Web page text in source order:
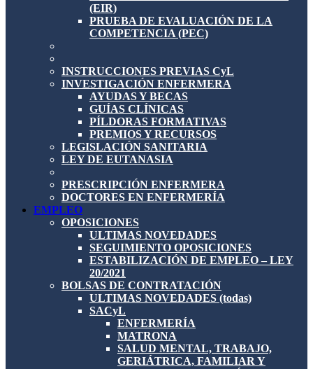
(EIR)
PRUEBA DE EVALUACIÓN DE LA
COMPETENCIA (PEC)
INSTRUCCIONES PREVIAS CyL
INVESTIGACIÓN ENFERMERA
AYUDAS Y BECAS
GUÍAS CLÍNICAS
PÍLDORAS FORMATIVAS
PREMIOS Y RECURSOS
LEGISLACIÓN SANITARIA
LEY DE EUTANASIA
PRESCRIPCIÓN ENFERMERA
DOCTORES EN ENFERMERÍA
EMPLEO
OPOSICIONES
ULTIMAS NOVEDADES
SEGUIMIENTO OPOSICIONES
ESTABILIZACIÓN DE EMPLEO – LEY
20/2021
BOLSAS DE CONTRATACIÓN
ULTIMAS NOVEDADES (todas)
SACyL
ENFERMERÍA
MATRONA
SALUD MENTAL, TRABAJO,
GERIÁTRICA, FAMILIAR Y